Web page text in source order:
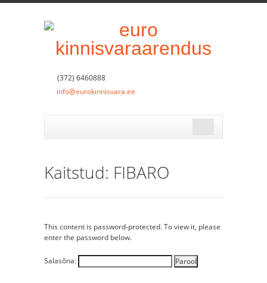
(372) 6460888
info@eurokinnisvara.ee
Kaitstud: FIBARO
This content is password-protected. To view it, please
enter the password below.
Salasõna: